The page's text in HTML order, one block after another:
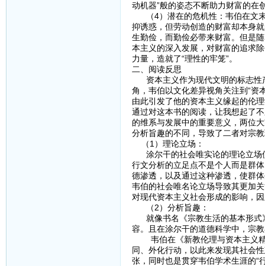
动机器”般的姿态不断助力财富的在
（4）潜在的危机性：韦伯在文末
抑诱惑，但劳动创造的财富却本身
生勤俭，而勤俭必带来财富。但是
本主义的深入发展，对财富的追求
力量，造就了“理性的牢笼”。
二、阅读反思
资本主义作为现代文明的标志性
角，韦伯以文化差异视角关注到“资
由此引发了他的资本主义缘起的伦
通过对这本书的阅读，让我想起了
的维系与发展中的重要意义，两位
分析旨趣的不同，导致了二者对宗
（1）理论立场：
涂尔干的社会唯实论的理论立场
行文分析的立足点不是个人而是群
德渗透，以及通过这种渗透，使群
韦伯的社会唯名论立场导致其更加
对现代资本主义社会形成的影响，
（2）分析旨趣：
就像书名《宗教生活的基本形式
容。且在涂尔干的道德科学中，宗
韦伯在《新教伦理与资本主义精
同、外化行动，以此来发现其社会
张，同时也是贯穿韦伯学术生涯的“